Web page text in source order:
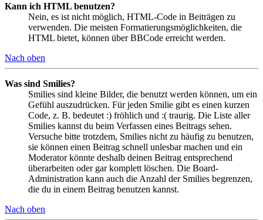
Kann ich HTML benutzen?
Nein, es ist nicht möglich, HTML-Code in Beiträgen zu
verwenden. Die meisten Formatierungsmöglichkeiten, die
HTML bietet, können über BBCode erreicht werden.
Nach oben
Was sind Smilies?
Smilies sind kleine Bilder, die benutzt werden können, um ein
Gefühl auszudrücken. Für jeden Smilie gibt es einen kurzen
Code, z. B. bedeutet :) fröhlich und :( traurig. Die Liste aller
Smilies kannst du beim Verfassen eines Beitrags sehen.
Versuche bitte trotzdem, Smilies nicht zu häufig zu benutzen,
sie können einen Beitrag schnell unlesbar machen und ein
Moderator könnte deshalb deinen Beitrag entsprechend
überarbeiten oder gar komplett löschen. Die Board-
Administration kann auch die Anzahl der Smilies begrenzen,
die du in einem Beitrag benutzen kannst.
Nach oben